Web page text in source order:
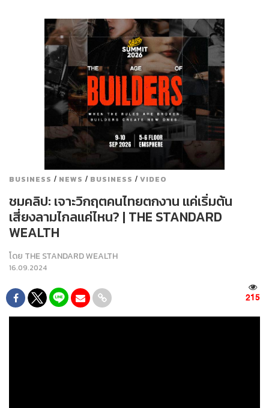
BUSINESS / NEWS / BUSINESS / VIDEO
ชมคลิป: เจาะวิกฤตคนไทยตกงาน แค่เริ่มต้น
เสี่ยงลามไกลแค่ไหน? | THE STANDARD
WEALTH
โดย THE STANDARD WEALTH
16.09.2024
215